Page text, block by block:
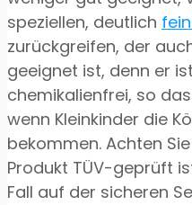
speziellen, deutlich
zurückgreifen, der
geeignet ist, denn er
chemikalienfrei, so
wenn Kleinkinder die
bekommen. Achten
Produkt TÜV-geprüft
Fall auf der sicheren